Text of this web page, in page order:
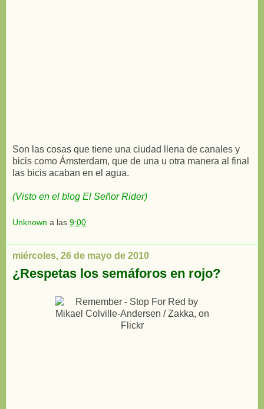
Son las cosas que tiene una ciudad llena de canales y
bicis como Ámsterdam, que de una u otra manera al final
las bicis acaban en el agua.
(Visto en el blog El Señor Rider)
Unknown a las 9:00
miércoles, 26 de mayo de 2010
¿Respetas los semáforos en rojo?